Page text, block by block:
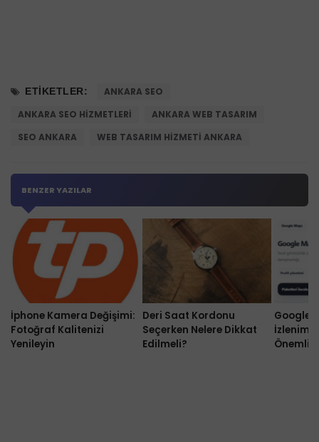
ETIKETLER:
ANKARA SEO
ANKARA SEO HIZMETLERI
ANKARA WEB TASARIM
SEO ANKARA
WEB TASARIM HIZMETI ANKARA
BENZER YAZILAR
İphone Kamera Değişimi:
Fotoğraf Kalitenizi
Yenileyin
Deri Saat Kordonu
Seçerken Nelere Dikkat
Edilmeli?
Google
İzlenimi
Önemli